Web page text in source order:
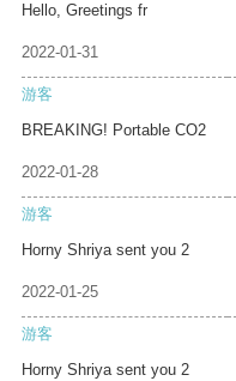
Hello, Greetings fr
2022-01-31
游客
BREAKING! Portable CO2
2022-01-28
游客
Horny Shriya sent you 2
2022-01-25
游客
Horny Shriya sent you 2